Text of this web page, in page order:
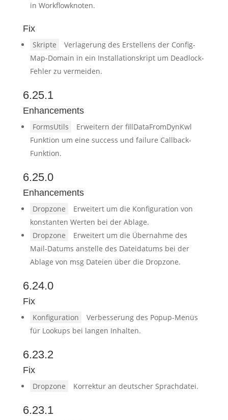
in Workflowknoten.
Fix
Skripte
Verlagerung des Erstellens der Config-
Map-Domain in ein Installationskript um Deadlock-
Fehler zu vermeiden.
6.25.1
Enhancements
FormsUtils
Erweitern der fillDataFromDynKwl
Funktion um eine success und failure Callback-
Funktion.
6.25.0
Enhancements
Dropzone
Erweitert um die Konfiguration von
konstanten Werten bei der Ablage.
Dropzone
Erweitert um die Übernahme des
Mail-Datums anstelle des Dateidatums bei der
Ablage von msg Dateien über die Dropzone.
6.24.0
Fix
Konfiguration
Verbesserung des Popup-Menüs
für Lookups bei langen Inhalten.
6.23.2
Fix
Dropzone Korrektur an deutscher Sprachdatei.
6.23.1